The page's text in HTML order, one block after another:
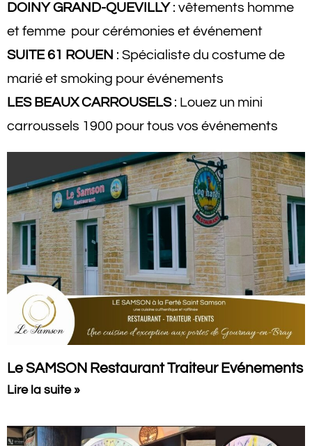
DOINY GRAND-QUEVILLY: vêtements homme
et femme pour cérémonies et événement
SUITE 61 ROUEN : Spécialiste du costume de
marié et smoking pour événements
LES BEAUX CARROUSELS : Louez un mini
carroussels 1900 pour tous vos événements
Le SAMSON Restaurant Traiteur Evénements
Lire la suite »